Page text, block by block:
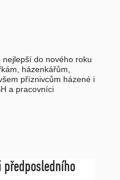
do nového roku
házenkářům,
příznivcům házené i
a pracovníci